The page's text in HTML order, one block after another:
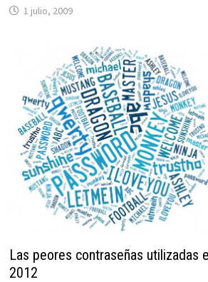
1 julio, 2009
Las peores contraseñas utilizadas
2012